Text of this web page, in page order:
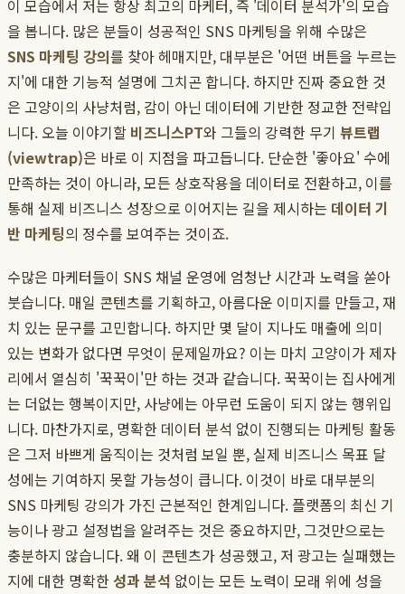
이 모습에서 저는 항상 최고의 마케터, 즉 '데이터 분석가'의 모습
을 봅니다. 많은 분들이 성공적인 SNS 마케팅을 위해 수많은
SNS 마케팅 강의를 찾아 헤매지만, 대부분은 '어떤 버튼을 누르는
지'에 대한 기능적 설명에 그치곤 합니다. 하지만 진짜 중요한 것
은 고양이의 사냥처럼, 감이 아닌 데이터에 기반한 정교한 전략입
니다. 오늘 이야기할 비즈니스PT와 그들의 강력한 무기 뷰트랩
(viewtrap)은 바로 이 지점을 파고듭니다. 단순한 '좋아요' 수에
만족하는 것이 아니라, 모든 상호작용을 데이터로 전환하고, 이를
통해 실제 비즈니스 성장으로 이어지는 길을 제시하는 데이터 기
반 마케팅의 정수를 보여주는 것이죠.
수많은 마케터들이 SNS 채널 운영에 엄청난 시간과 노력을 쏟아
붓습니다. 매일 콘텐츠를 기획하고, 아름다운 이미지를 만들고, 재
치 있는 문구를 고민합니다. 하지만 몇 달이 지나도 매출에 의미
있는 변화가 없다면 무엇이 문제일까요? 이는 마치 고양이가 제자
리에서 열심히 '꾹꾹이'만 하는 것과 같습니다. 꾹꾹이는 집사에게
는 더없는 행복이지만, 사냥에는 아무런 도움이 되지 않는 행위입
니다. 마찬가지로, 명확한 데이터 분석 없이 진행되는 마케팅 활동
은 그저 바쁘게 움직이는 것처럼 보일 뿐, 실제 비즈니스 목표 달
성에는 기여하지 못할 가능성이 큽니다. 이것이 바로 대부분의
SNS 마케팅 강의가 가진 근본적인 한계입니다. 플랫폼의 최신 기
능이나 광고 설정법을 알려주는 것은 중요하지만, 그것만으로는
충분하지 않습니다. 왜 이 콘텐츠가 성공했고, 저 광고는 실패했는
지에 대한 명확한성과 분석 없이는 모든 노력이 모래 위에 성을